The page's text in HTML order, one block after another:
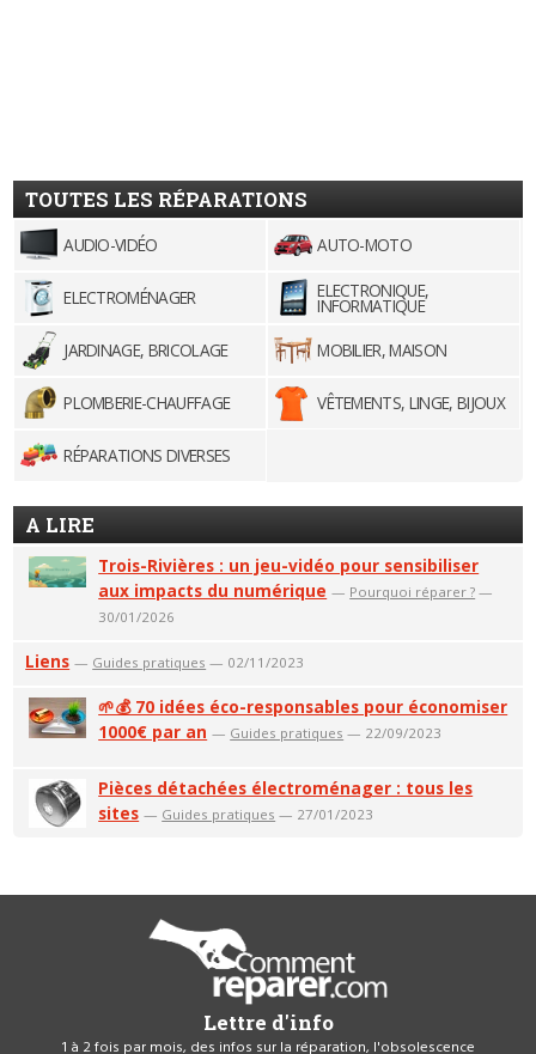
TOUTES LES RÉPARATIONS
AUDIO-VIDÉO AUTO-MOTO
ELECTROMÉNAGER ELECTRONIQUE,
INFORMATIQUE
JARDINAGE, BRICOLAGE
MOBILIER, MAISON
PLOMBERIE-CHAUFFAGE VÊTEMENTS, LINGE, BIJOUX
RÉPARATIONS DIVERSES
A LIRE
Trois-Rivières : un jeu-vidéo pour sensibiliser
aux impacts du numérique — Pourquoi réparer ? —
30/01/2026
Liens — Guides pratiques — 02/11/2023
🌱💰 70 idées éco-responsables pour économiser
1000€ par an — Guides pratiques — 22/09/2023
Pièces détachées électroménager : tous les
sites — Guides pratiques — 27/01/2023
Lettre d'info
1 à 2 fois par mois, des infos sur la réparation, l'obsolescence